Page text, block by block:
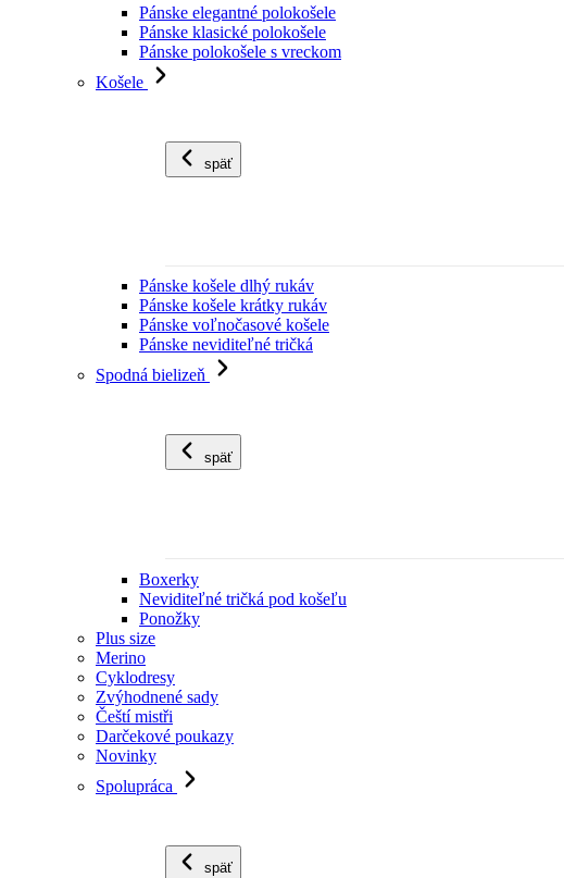
Pánske elegantné polokošele
Pánske klasické polokošele
Pánske polokošele s vreckom
Košele
späť
Pánske košele dlhý rukáv
Pánske košele krátky rukáv
Pánske voľnočasové košele
Pánske neviditeľné tričká
Spodná bielizeň
späť
Boxerky
Neviditeľné tričká pod košeľu
Ponožky
Plus size
Merino
Cyklodresy
Zvýhodnené sady
Čeští mistři
Darčekové poukazy
Novinky
Spolupráca
späť